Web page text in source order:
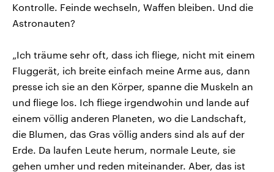
Kontrolle. Feinde wechseln, Waffen bleiben. Und die
Astronauten?
„Ich träume sehr oft, dass ich fliege, nicht mit einem
Fluggerät, ich breite einfach meine Arme aus, dann
presse ich sie an den Körper, spanne die Muskeln an
und fliege los. Ich fliege irgendwohin und lande auf
einem völlig anderen Planeten, wo die Landschaft,
die Blumen, das Gras völlig anders sind als auf der
Erde. Da laufen Leute herum, normale Leute, sie
gehen umher und reden miteinander. Aber, das ist